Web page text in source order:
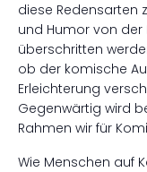
diese Redensarten
und Humor von
überschritten
ob der komische
Erleichterung
Gegenwärtig wird
Rahmen wir für
Wie Menschen auf